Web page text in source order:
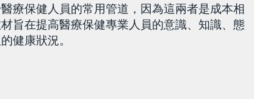
療保健人員的常用管道，因為這兩者是成本相
旨在提高醫療保健專業人員的意識、知識、態
健康狀況。